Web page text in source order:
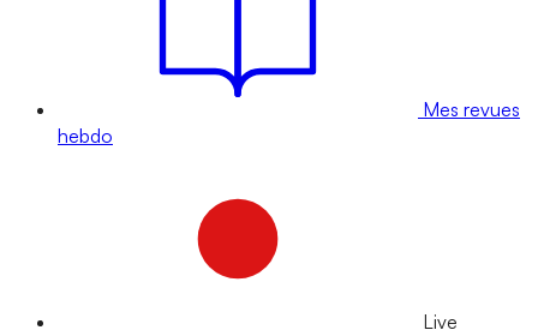
Mes revues
hebdo
Live